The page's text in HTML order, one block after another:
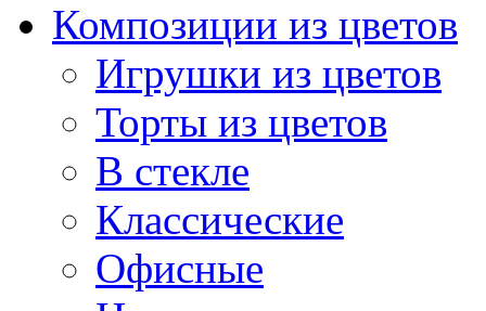
Композиции из цветов
Игрушки из цветов
Торты из цветов
В стекле
Классические
Офисные